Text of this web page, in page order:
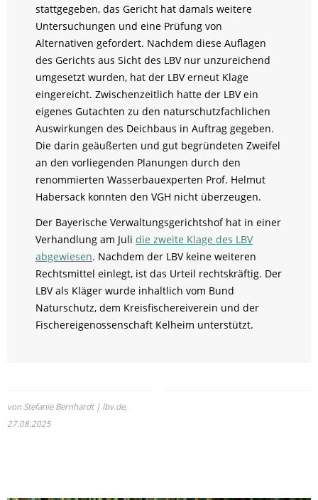
stattgegeben, das Gericht hat damals weitere
Untersuchungen und eine Prüfung von
Alternativen gefordert. Nachdem diese Auflagen
des Gerichts aus Sicht des LBV nur unzureichend
umgesetzt wurden, hat der LBV erneut Klage
eingereicht. Zwischenzeitlich hatte der LBV ein
eigenes Gutachten zu den naturschutzfachlichen
Auswirkungen des Deichbaus in Auftrag gegeben.
Die darin geäußerten und gut begründeten Zweifel
an den vorliegenden Planungen durch den
renommierten Wasserbauexperten Prof. Helmut
Habersack konnten den VGH nicht überzeugen.
Der Bayerische Verwaltungsgerichtshof hat in einer
Verhandlung am Juli die zweite Klage des LBV
abgewiesen. Nachdem der LBV keine weiteren
Rechtsmittel einlegt, ist das Urteil rechtskräftig. Der
LBV als Kläger wurde inhaltlich vom Bund
Naturschutz, dem Kreisfischereiverein und der
Fischereigenossenschaft Kelheim unterstützt.
von Stefanie Bernhardt | lbv.de,
27.08.2025